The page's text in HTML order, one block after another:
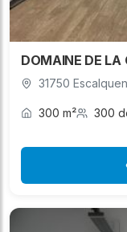
DOMAINE DE LA
31750
300 m² 300